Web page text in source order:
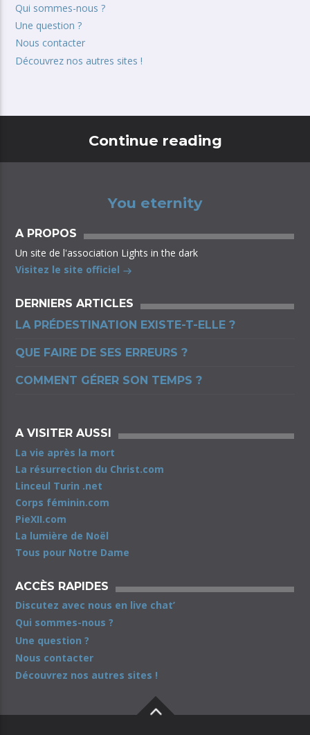
Qui sommes-nous ?
Une question ?
Nous contacter
Découvrez nos autres sites !
Continue reading
You eternity
A PROPOS
Un site de l'association Lights in the dark
Visitez le site officiel
DERNIERS ARTICLES
LA PRÉDESTINATION EXISTE-T-ELLE ?
QUE FAIRE DE SES ERREURS ?
COMMENT GÉRER SON TEMPS ?
A VISITER AUSSI
La vie après la mort
La résurrection du Christ.com
Linceul Turin .net
Corps féminin.com
PieXII.com
La lumière de Noël
Tous pour Notre Dame
ACCÈS RAPIDES
Discutez avec nous en live chat’
Qui sommes-nous ?
Une question ?
Nous contacter
Découvrez nos autres sites !